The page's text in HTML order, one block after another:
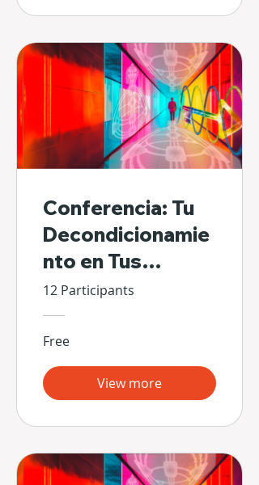
Conferencia: Tu
Decondicionamie
nto en Tus
Propias Manos
12 Participants
Free
View more